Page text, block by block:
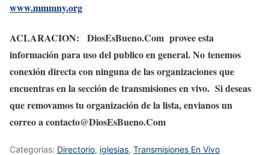
www.mmmny.org
ACLARACION: DiosEsBueno.Com provee esta
información para uso del publico en general. No tenemos
conexión directa con ninguna de las organizaciones que
encuentras en la sección de transmisiones en vivo. Si deseas
que removamos tu organización de la lista, envianos un
correo a contacto@DiosEsBueno.Com
Categorías: Directorio, iglesias, Transmisiones En Vivo